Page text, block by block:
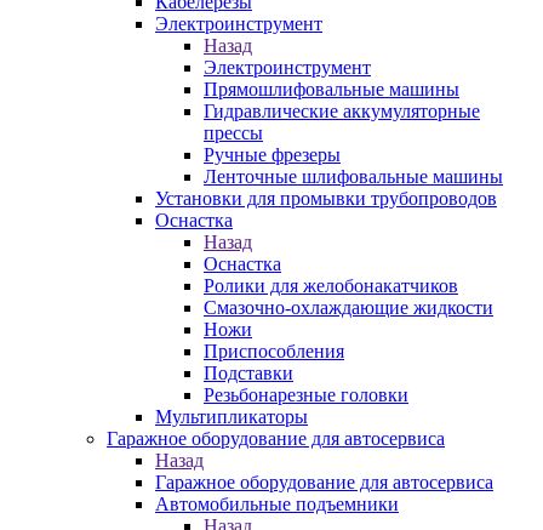
Электроинструмент
Назад
Электроинструмент
Прямошлифовальные машины
Гидравлические аккумуляторные
прессы
Ручные фрезеры
Ленточные шлифовальные машины
Установки для промывки трубопроводов
Оснастка
Назад
Оснастка
Ролики для желобонакатчиков
Смазочно-охлаждающие жидкости
Ножи
Приспособления
Подставки
Резьбонарезные головки
Мультипликаторы
Гаражное оборудование для автосервиса
Назад
Гаражное оборудование для автосервиса
Автомобильные подъемники
Назад